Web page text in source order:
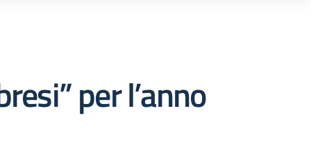
per l’anno